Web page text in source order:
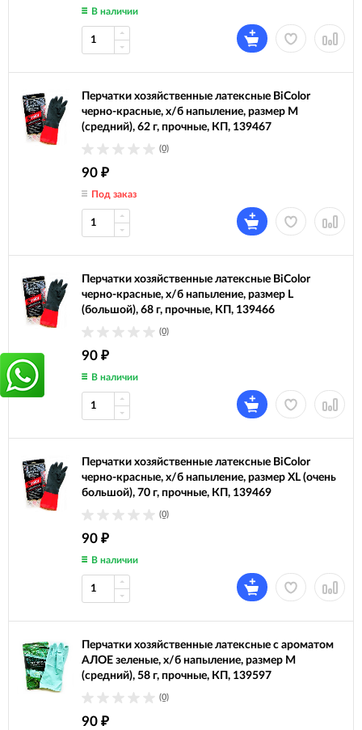
В наличии
Перчатки хозяйственные латексные BiColor
черно-красные, х/б напыление, размер M
(средний), 62 г, прочные, КП, 139467
(0)
90 ₽
Под заказ
Перчатки хозяйственные латексные BiColor
черно-красные, х/б напыление, размер L
(большой), 68 г, прочные, КП, 139466
(0)
90 ₽
В наличии
Перчатки хозяйственные латексные BiColor
черно-красные, х/б напыление, размер XL (очень
большой), 70 г, прочные, КП, 139469
(0)
90 ₽
В наличии
Перчатки хозяйственные латексные с ароматом
АЛОЕ зеленые, х/б напыление, размер M
(средний), 58 г, прочные, КП, 139597
(0)
90 ₽